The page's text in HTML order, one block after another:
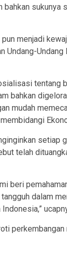
sukunya
menjadi
Undang-
tentang
bahkan
mudah
setiap
telah
beri
dalam